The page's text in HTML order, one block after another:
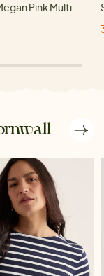
Pink Multi